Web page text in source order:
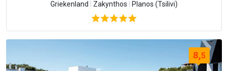
Griekenland Zakynthos Planos (Tsilivi)
8,5